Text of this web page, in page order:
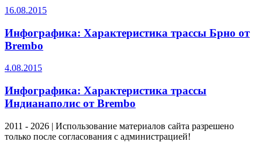
16.08.2015
Инфографика: Характеристика трассы Брно от
Brembo
4.08.2015
Инфографика: Характеристика трассы
Индианаполис от Brembo
2011 - 2026 | Использование материалов сайта разрешено
только после согласования с администрацией!